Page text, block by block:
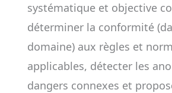
systématique et objective
déterminer la conformité
domaine) aux règles et
applicables, détecter les
dangers connexes et